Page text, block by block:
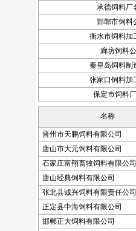
承德饲料厂
邯郸市饲料
衡水市饲料加
廊坊饲料
秦皇岛饲料制
张家口饲料加
保定市饲料
名称
晋州市天鹏饲料有限公司
唐山市大元饲料有限公司
石家庄富翔畜牧饲料有限公司
唐山经典饲料有限公司
张北县诚兴饲料有限责任公司
正定县中海饲料有限公司
邯郸正大饲料有限公司